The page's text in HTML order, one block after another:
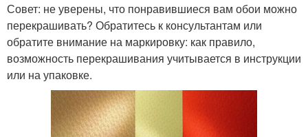
Совет: не уверены, что понравившиеся вам обои можно
перекрашивать? Обратитесь к консультантам или
обратите внимание на маркировку: как правило,
возможность перекрашивания учитывается в инструкции
или на упаковке.